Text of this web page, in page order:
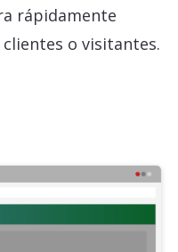
rápidamente
o visitantes.